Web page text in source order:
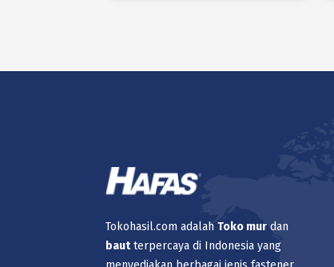
Tokohasil.com adalah Toko mur dan
bautterpercaya di Indonesia yang